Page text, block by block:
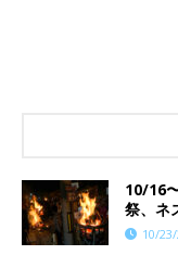
10/16
祭、ネ
10/